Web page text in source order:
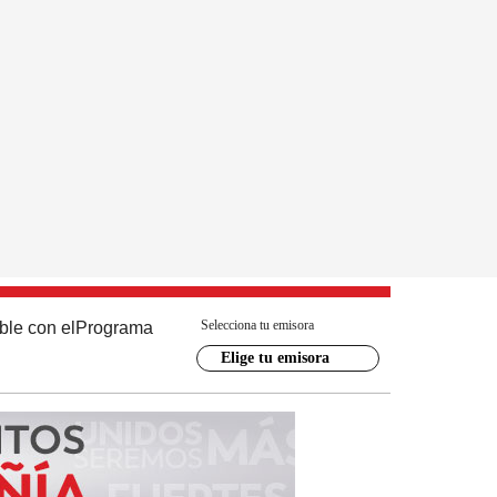
con el Programa Selecciona tu emisora
Elige tu emisora